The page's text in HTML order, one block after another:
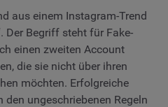
aus einem Instagram-Trend
Der Begriff steht für Fake-
einen zweiten Account
die sie nicht über ihren
möchten. Erfolgreiche
ungeschriebenen Regeln